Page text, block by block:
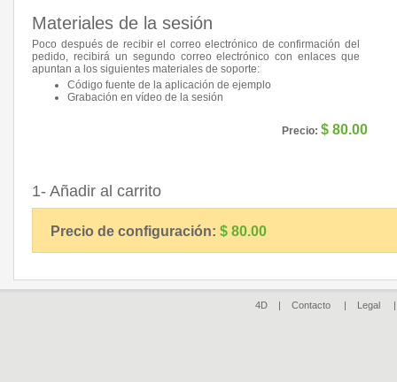
Materiales de la sesión
Poco después de recibir el correo electrónico de confirmación del
pedido, recibirá un segundo correo electrónico con enlaces que
apuntan a los siguientes materiales de soporte:
Código fuente de la aplicación de ejemplo
Grabación en vídeo de la sesión
Precio: $ 80.00
1- Añadir al carrito
Precio de configuración: $ 80.00
4D | Contacto| Legal| ©